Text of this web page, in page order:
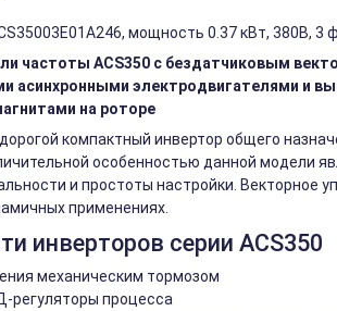
мощность 0.37 кВт, 380В, 3
частоты ACS350 с бездатчиковым
асинхронными электродвигателями и
на роторе
компактный инвертор общего
особенностью данной модели
и простоты настройки. Векторное
применениях.
инверторов серии ACS350
механическим тормозом
регуляторы процесса